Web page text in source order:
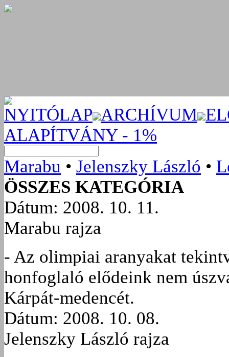
NYITÓLAP ARCHÍVUM
ALAPÍTVÁNY - 1%
Marabu • Jelenszky László •
ÖSSZES KATEGÓRIA
Dátum: 2008. 10. 11.
Marabu rajza
- Az olimpiai aranyakat
honfoglaló elődeink nem
Kárpát-medencét.
Dátum: 2008. 10. 08.
Jelenszky László rajza